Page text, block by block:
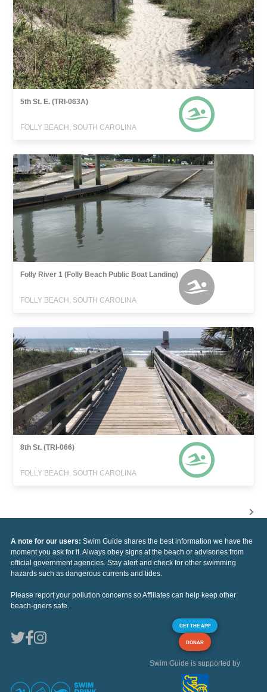
5th St. E. (TRI-063A)
FOLLY BEACH, SOUTH CAROLINA
Folly River 1 (Folly Beach Public Boat Landing)
FOLLY BEACH, SOUTH CAROLINA
8th St. (TRI-066)
FOLLY BEACH, SOUTH CAROLINA
A note for our users: Swim Guide shares the best information we have the
moment you ask for it. Always obey signs at the beach or advisories from
official government agencies. Stay alert and check for other swimming
hazards such as dangerous currents and tides.
Please report your pollution concerns so Affiliates can help keep other
beach-goers safe.
GET THE APP
DONAR
Swim Guide is supported by